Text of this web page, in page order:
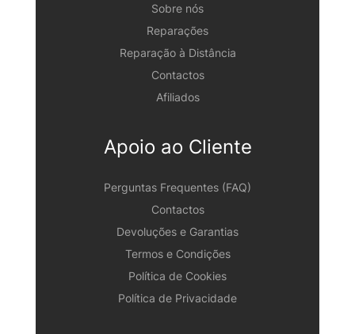
Sobre nós
Reparações
Reparação à Distância
Contactos
Afiliados
Apoio ao Cliente
Perguntas Frequentes (FAQ)
Contactos
Devoluções e Garantias
Termos e Condições
Política de Cookies
Política de Privacidade